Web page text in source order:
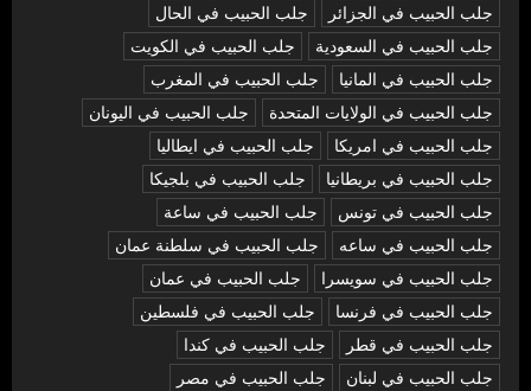
جلب الحبيب في الجزائر
جلب الحبيب في الحال
جلب الحبيب في السعودية
جلب الحبيب في الكويت
جلب الحبيب في المانيا
جلب الحبيب في المغرب
جلب الحبيب في الولايات المتحدة
جلب الحبيب في اليونان
جلب الحبيب في امريكا
جلب الحبيب في ايطاليا
جلب الحبيب في بريطانيا
جلب الحبيب في بلجيكا
جلب الحبيب في تونس
جلب الحبيب في ساعة
جلب الحبيب في ساعه
جلب الحبيب في سلطنة عمان
جلب الحبيب في سويسرا
جلب الحبيب في عمان
جلب الحبيب في فرنسا
جلب الحبيب في فلسطين
جلب الحبيب في قطر
جلب الحبيب في كندا
جلب الحبيب في لبنان
جلب الحبيب في مصر